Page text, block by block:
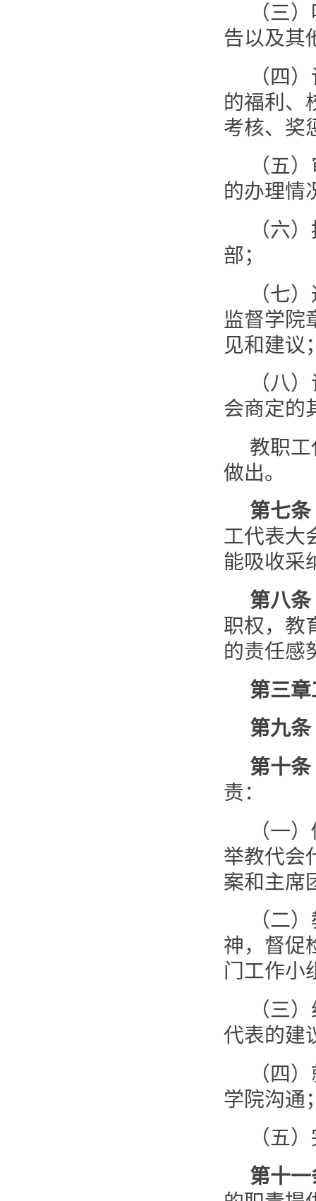
（三
告以及其
（四
的福利、
考核、奖
（五
的办理情
（六
部；
（七
监督学院
见和建议
（八
会商定的
教职
做出。
第七条
工代表大
能吸收采
第八条
职权，教
的责任感
第三章
第九条
第十条
责：
（一
举教代会
案和主席
（二
神，督促
门工作小
（三
代表的建
（四
学院沟通
（五
第十一